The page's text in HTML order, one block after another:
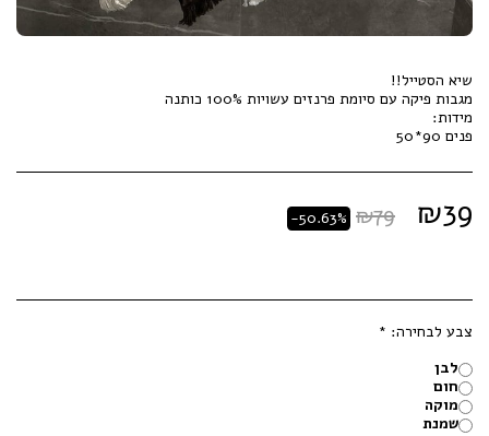
פנים 90*50
₪39
₪79
-50.63%
צבע לבחירה: *
לבן
חום
מוקה
שמנת